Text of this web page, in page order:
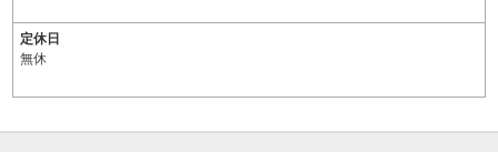
定休日
無休